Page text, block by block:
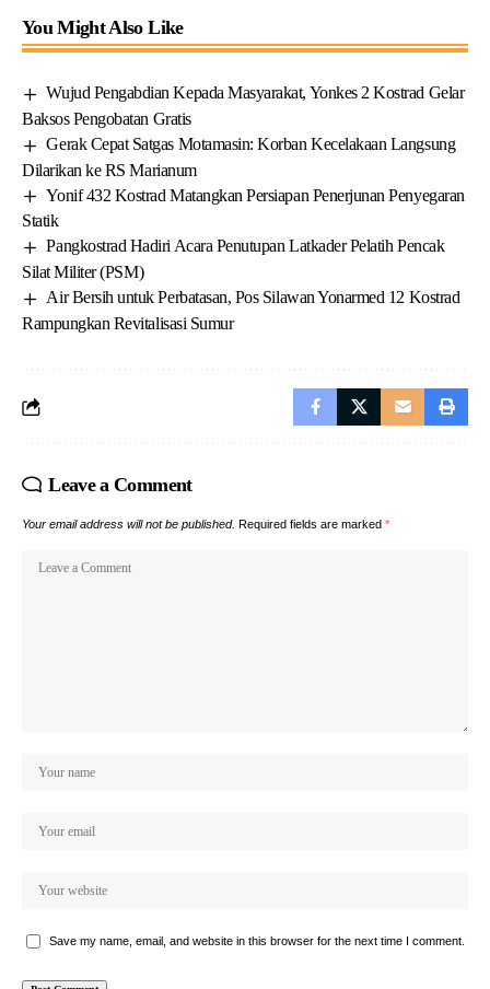
You Might Also Like
Wujud Pengabdian Kepada Masyarakat, Yonkes 2 Kostrad Gelar
Baksos Pengobatan Gratis
Gerak Cepat Satgas Motamasin: Korban Kecelakaan Langsung
Dilarikan ke RS Marianum
Yonif 432 Kostrad Matangkan Persiapan Penerjunan Penyegaran
Statik
Pangkostrad Hadiri Acara Penutupan Latkader Pelatih Pencak
Silat Militer (PSM)
Air Bersih untuk Perbatasan, Pos Silawan Yonarmed 12 Kostrad
Rampungkan Revitalisasi Sumur
Leave a Comment
Your email address will not be published. Required fields are marked *
Save my name, email, and website in this browser for the next time I comment.